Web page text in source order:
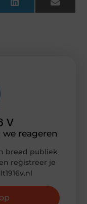
LinkedInEmail
reageren
breed publiek
registreer je